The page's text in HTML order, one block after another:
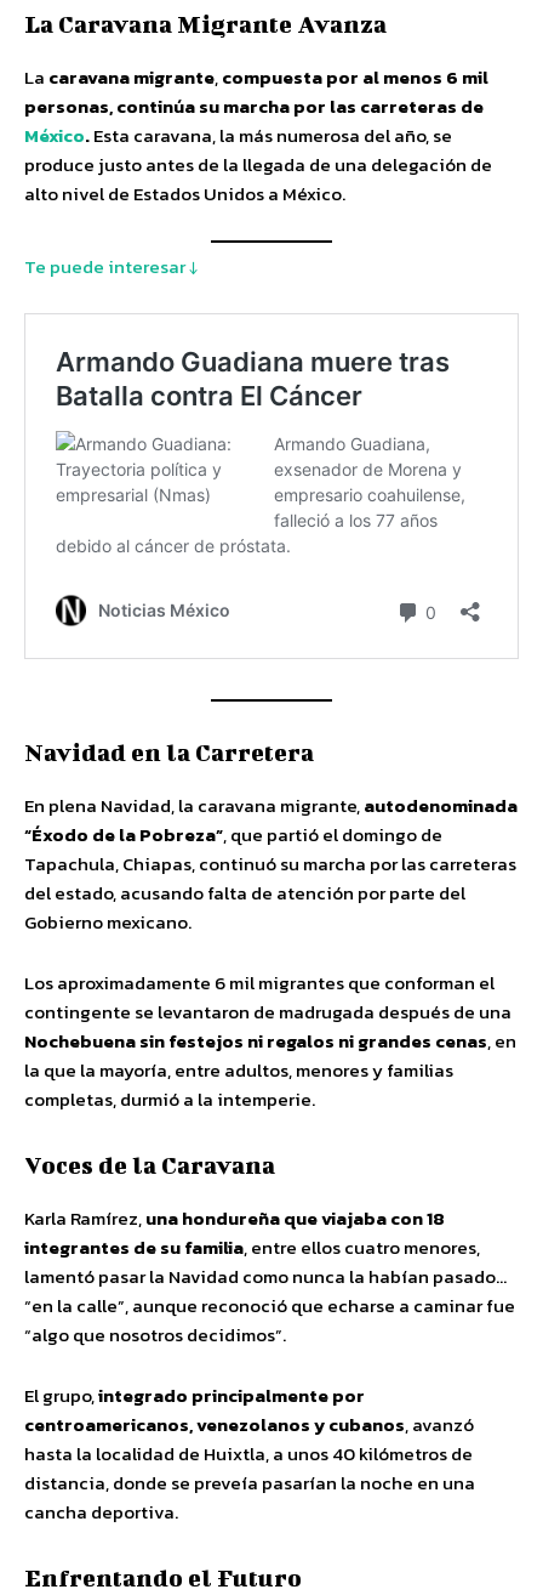
La Caravana Migrante Avanza
La caravana migrante,compuesta por al menos 6 mil
personas, continúa su marcha por las carreteras de
México.Esta caravana, la más numerosa del año, se
produce justo antes de la llegada de una delegación de
alto nivel de Estados Unidos a México.
Te puede interesar ↓
Navidad en la Carretera
En plena Navidad, la caravana migrante,autodenominada
“Éxodo de la Pobreza”, que partió el domingo de
Tapachula, Chiapas, continuó su marcha por las carreteras
del estado, acusando falta de atención por parte del
Gobierno mexicano.
Los aproximadamente 6 mil migrantes que conforman el
contingente se levantaron de madrugada después de una
Nochebuena sin festejos ni regalos ni grandes cenas, en
la que la mayoría, entre adultos, menores y familias
completas, durmió a la intemperie.
Voces de la Caravana
Karla Ramírez,una hondureña que viajaba con 18
integrantes de su familia, entre ellos cuatro menores,
lamentó pasar la Navidad como nunca la habían pasado…
“en la calle”, aunque reconoció que echarse a caminar fue
“algo que nosotros decidimos”.
El grupo,integrado principalmente por
centroamericanos, venezolanos y cubanos, avanzó
hasta la localidad de Huixtla, a unos 40 kilómetros de
distancia, donde se preveía pasarían la noche en una
cancha deportiva.
Enfrentando el Futuro